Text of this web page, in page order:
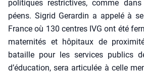
poli­tiques res­tric­tives, comme
péens. Sigrid Gerar­din a appe­lé à
France où 130 centres IVG ont été
mater­ni­tés et hôpi­taux de
bataille pour les ser­vices publics
d’éducation, sera arti­cu­lée à celle